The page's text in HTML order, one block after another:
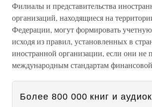
Филиалы и представительства
организаций, находящиеся на
Федерации, могут формировать
исходя из правил, установленных в
иностранной организации, если они не
международным стандартам
Более 800 000 книг и